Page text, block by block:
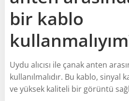
bir kablo
Uydu alıcısı ile çanak anten
kullanılmalıdır. Bu kablo, sinyal
ve yüksek kaliteli bir görüntü